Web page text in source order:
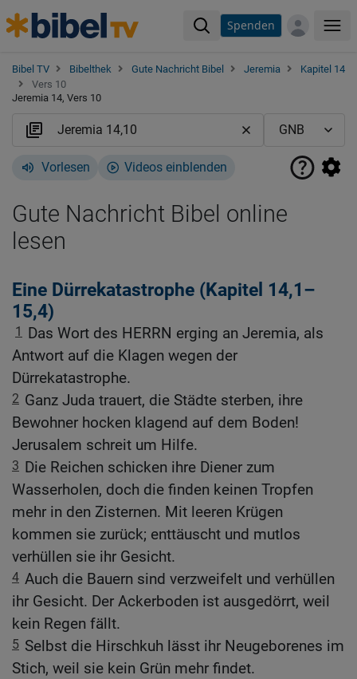
Spenden
Bibel TV Bibelthek Gute Nachricht Bibel Jeremia
Kapitel 14
Vers 10
Jeremia 14, Vers 10
Vorlesen Videos einblenden
Gute Nachricht Bibel online
lesen
Eine Dürrekatastrophe (Kapitel 14,1–
15,4)
1 Das Wort des HERRN erging an Jeremia, als
Antwort auf die Klagen wegen der
Dürrekatastrophe.
2 Ganz Juda trauert, die Städte sterben, ihre
Bewohner hocken klagend auf dem Boden!
Jerusalem schreit um Hilfe.
3 Die Reichen schicken ihre Diener zum
Wasserholen, doch die finden keinen Tropfen
mehr in den Zisternen. Mit leeren Krügen
kommen sie zurück; enttäuscht und mutlos
verhüllen sie ihr Gesicht.
4 Auch die Bauern sind verzweifelt und verhüllen
ihr Gesicht. Der Ackerboden ist ausgedörrt, weil
kein Regen fällt.
5 Selbst die Hirschkuh lässt ihr Neugeborenes im
Stich, weil sie kein Grün mehr findet.